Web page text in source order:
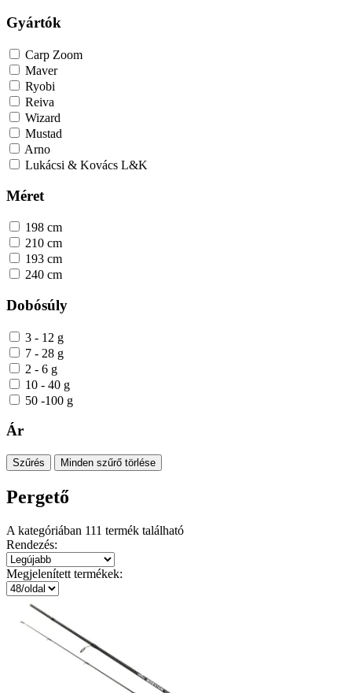
Gyártók
Carp Zoom
Maver
Ryobi
Reiva
Wizard
Mustad
Arno
Lukácsi & Kovács L&K
Méret
198 cm
210 cm
193 cm
240 cm
Dobósúly
3 - 12 g
7 - 28 g
2 - 6 g
10 - 40 g
50 -100 g
Ár
Szűrés Minden szűrő törlése
Pergető
A kategóriában 111 termék található
Rendezés:
Megjelenített termékek: